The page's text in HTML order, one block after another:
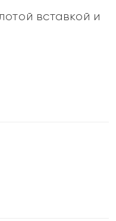
вставкой и